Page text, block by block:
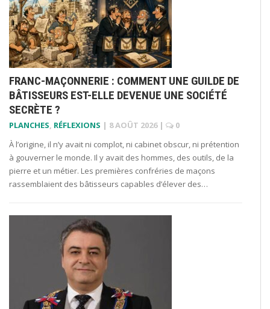
FRANC-MAÇONNERIE : COMMENT UNE GUILDE DE
BÂTISSEURS EST-ELLE DEVENUE UNE SOCIÉTÉ
SECRÈTE ?
PLANCHES, RÉFLEXIONS | 8 AOÛT 2026 |
0
À l’origine, il n’y avait ni complot, ni cabinet obscur, ni prétention
à gouverner le monde. Il y avait des hommes, des outils, de la
pierre et un métier. Les premières confréries de maçons
rassemblaient des bâtisseurs capables d’élever des…